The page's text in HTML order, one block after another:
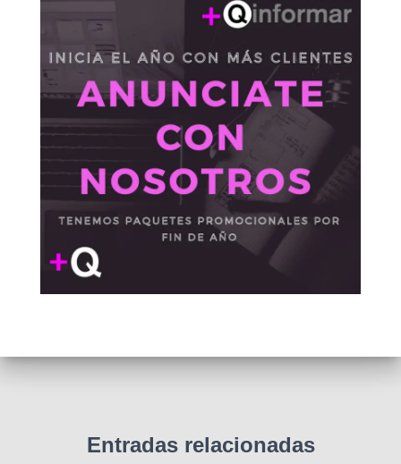
Entradas relacionadas